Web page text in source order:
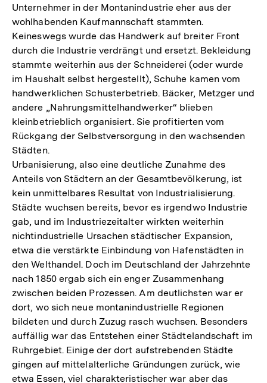
Unternehmer in der Montanindustrie eher aus der
wohlhabenden Kaufmannschaft stammten.
Keineswegs wurde das Handwerk auf breiter Front
durch die Industrie verdrängt und ersetzt. Bekleidung
stammte weiterhin aus der Schneiderei (oder wurde
im Haushalt selbst hergestellt), Schuhe kamen vom
handwerklichen Schusterbetrieb. Bäcker, Metzger und
andere „Nahrungsmittelhandwerker“ blieben
kleinbetrieblich organisiert. Sie profitierten vom
Rückgang der Selbstversorgung in den wachsenden
Städten.
Urbanisierung, also eine deutliche Zunahme des
Anteils von Städtern an der Gesamtbevölkerung, ist
kein unmittelbares Resultat von Industrialisierung.
Städte wuchsen bereits, bevor es irgendwo Industrie
gab, und im Industriezeitalter wirkten weiterhin
nichtindustrielle Ursachen städtischer Expansion,
etwa die verstärkte Einbindung von Hafenstädten in
den Welthandel. Doch im Deutschland der Jahrzehnte
nach 1850 ergab sich ein enger Zusammenhang
zwischen beiden Prozessen. Am deutlichsten war er
dort, wo sich neue montanindustrielle Regionen
bildeten und durch Zuzug rasch wuchsen. Besonders
auffällig war das Entstehen einer Städtelandschaft im
Ruhrgebiet. Einige der dort aufstrebenden Städte
gingen auf mittelalterliche Gründungen zurück, wie
etwa Essen, viel charakteristischer war aber das